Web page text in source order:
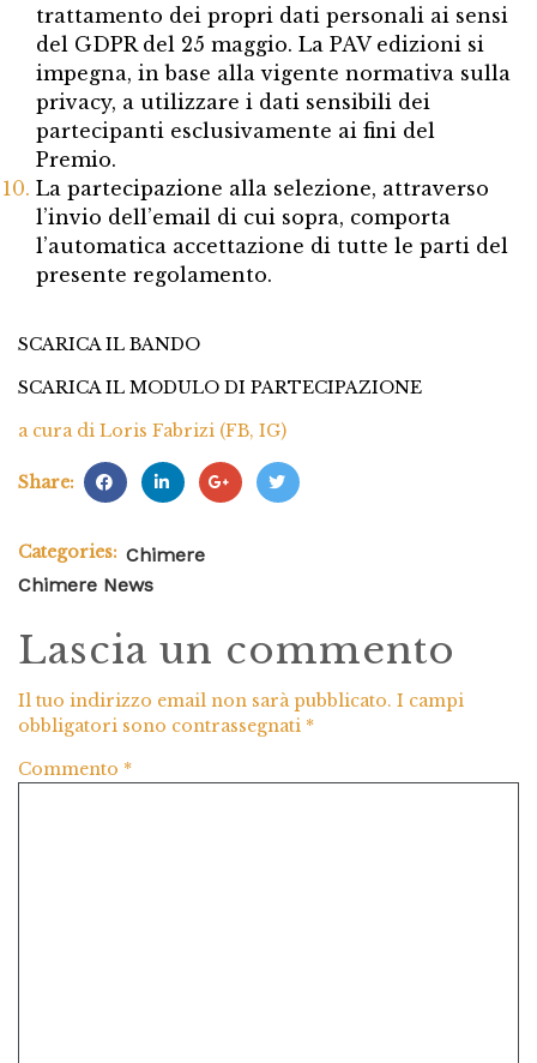
trattamento dei propri dati personali ai sensi
del GDPR del 25 maggio. La PAV edizioni si
impegna, in base alla vigente normativa sulla
privacy, a utilizzare i dati sensibili dei
partecipanti esclusivamente ai fini del
Premio.
La partecipazione alla selezione, attraverso
l’invio dell’email di cui sopra, comporta
l’automatica accettazione di tutte le parti del
presente regolamento.
SCARICA IL BANDO
SCARICA IL MODULO DI PARTECIPAZIONE
a cura di Loris Fabrizi (FB, IG)
Share:
Categories: Chimere
Chimere News
Lascia un commento
Il tuo indirizzo email non sarà pubblicato. I campi
obbligatori sono contrassegnati *
Commento *